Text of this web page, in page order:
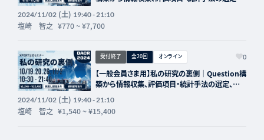
2024/11/02(土) 19:40 - 21:10
塩崎 智之 ¥770~¥7,700
受付終了 全20回 オンライン 0
【一般会員さま用】私の研究の裏側｜Question構
築から情報収集、評価項目・統計手法の選定、結
2024/11/02(土) 19:40 - 21:10
塩崎 智之 ¥1,540~¥15,400